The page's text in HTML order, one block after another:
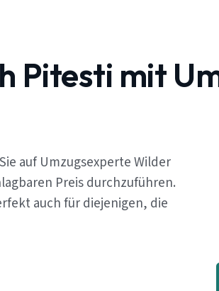
Pitesti mit
auf Umzugsexperte Wilder
Preis durchzuführen.
auch für diejenigen, die